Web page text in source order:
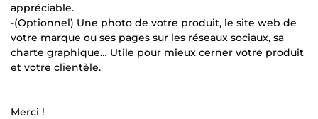
appréciable.
-(Optionnel) Une photo de votre produit, le site web de
votre marque ou ses pages sur les réseaux sociaux, sa
charte graphique… Utile pour mieux cerner votre produit
et votre clientèle.
Merci !